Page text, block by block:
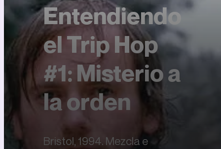
Entendiendo
el Trip Hop
#1: Misterio a
la orden
Bristol, 1994. Mezcla e